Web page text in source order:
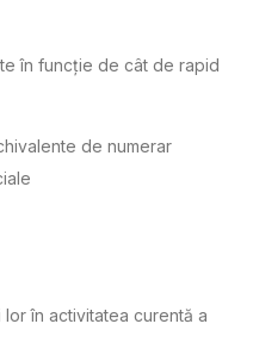
în funcție de cât de rapid
de numerar
în activitatea curentă a